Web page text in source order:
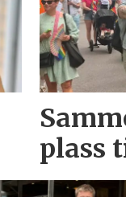
plass